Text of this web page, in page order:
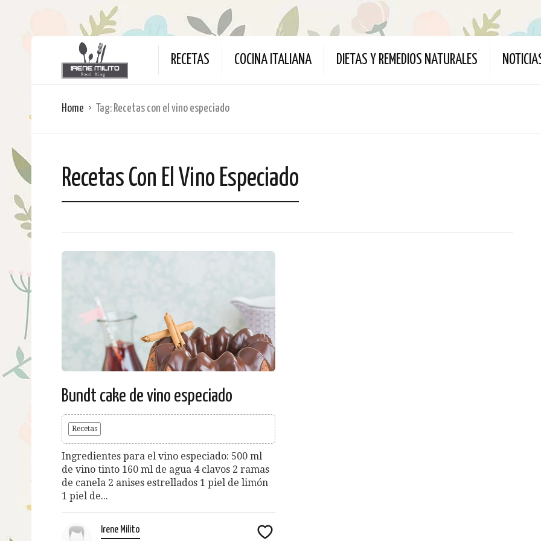
RECETAS COCINA ITALIANA DIETAS Y REMEDIOS NATURALES
Home Tag: Recetas con el vino especiado
Recetas Con El Vino Especiado
Bundt cake de vino especiado
Recetas
Ingredientes para el vino especiado: 500 ml
de vino tinto 160 ml de agua 4 clavos 2 ramas
de canela 2 anises estrellados 1 piel de limón
1 piel de...
Irene Milito